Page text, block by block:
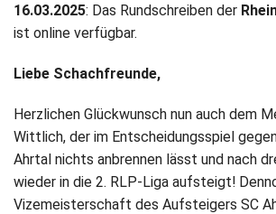
Schachjugend
Meistertafel
Fotos
Service
Newsletter
16.03.2025: Das Rundschreiben der
ist online verfügbar.
Liebe Schachfreunde,
Herzlichen Glückwunsch nun auch dem
Wittlich, der im Entscheidungsspiel
Ahrtal nichts anbrennen lässt und nach
wieder in die 2. RLP-Liga aufsteigt!
Vizemeisterschaft des Aufsteigers SC